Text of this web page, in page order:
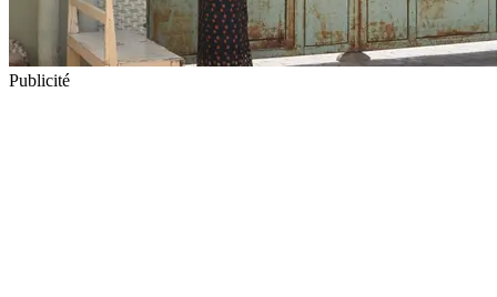
Publicité